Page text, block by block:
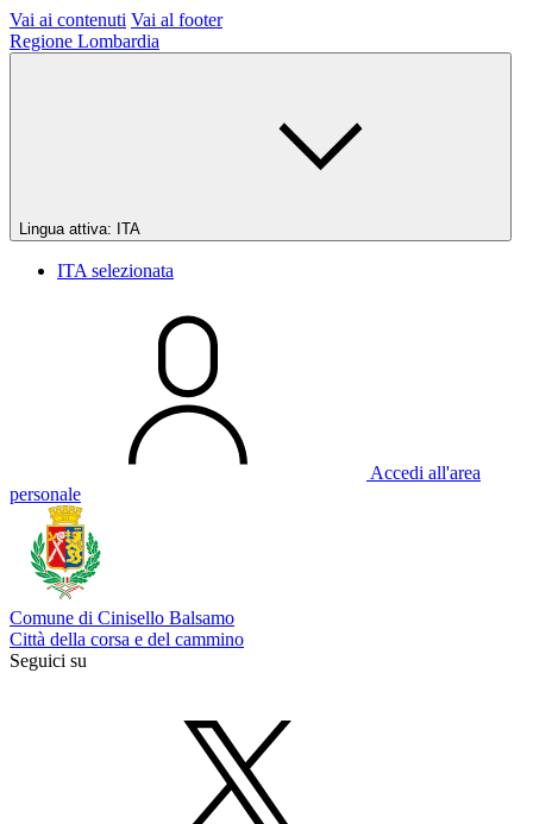
Vai ai contenuti Vai al footer
Regione Lombardia
Lingua attiva: ITA
ITA selezionata
Accedi all'area
personale
Comune di Cinisello Balsamo
Città della corsa e del cammino
Seguici su